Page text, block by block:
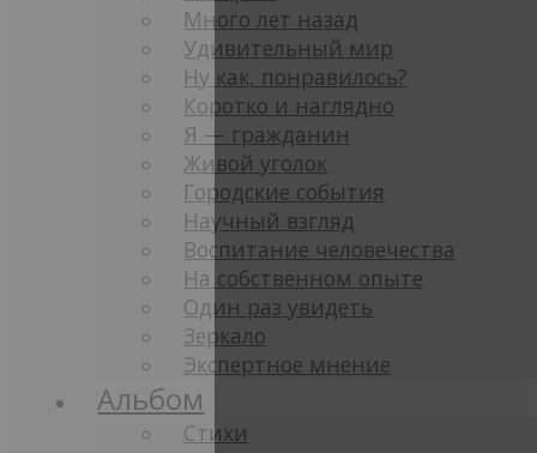
Много лет назад
Удивительный мир
Ну как, понравилось?
Коротко и наглядно
Я — гражданин
Живой уголок
Городские события
Научный взгляд
Воспитание человечества
На собственном опыте
Один раз увидеть
Зеркало
Экспертное мнение
Альбом
Стихи